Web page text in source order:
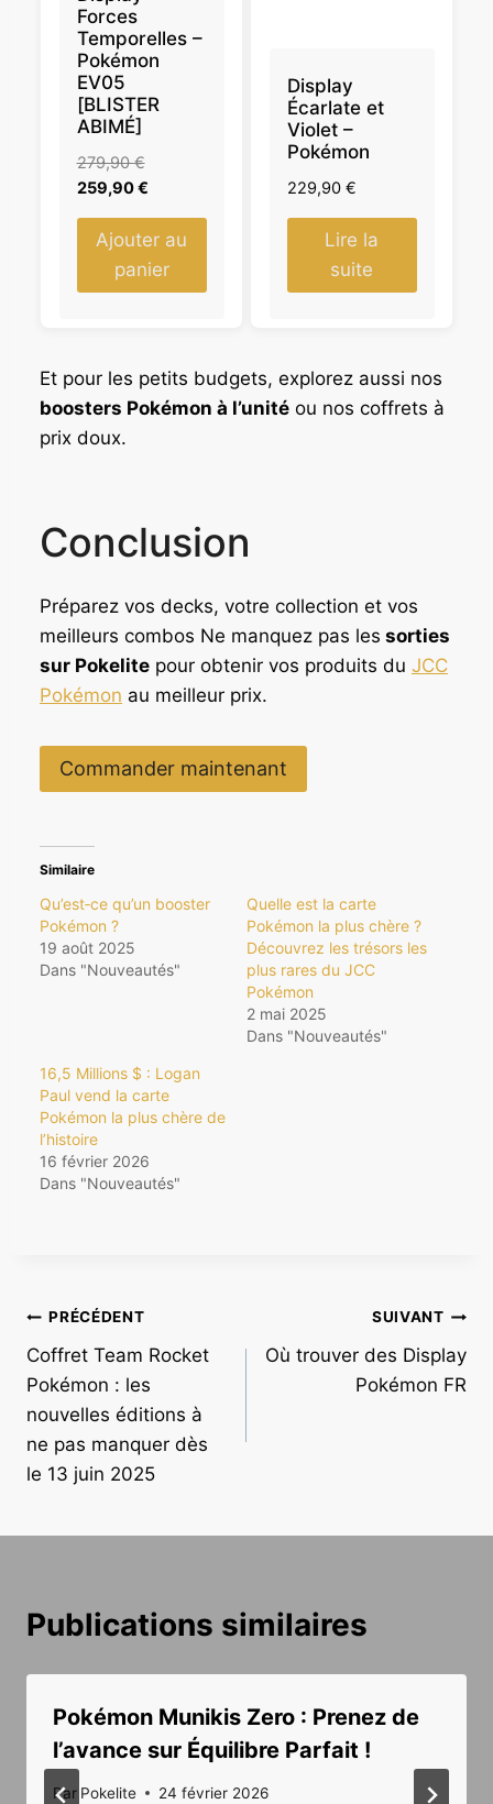
Forces
Temporelles –
Pokémon
EV05
[BLISTER
ABIMÉ]
279,90€L
e
r
i
x
t
i
a
:
2
7
,
9
0
259,90€L
p
r
i
t
u
t
2
5
9
,
0
€
Ajouter au
panier
Display
Écarlate et
Violet –
Pokémon
229,90 €
Lire la
suite
Et pour les petits budgets, explorez aussi nos
boosters Pokémon à l’unité ou nos coffrets à
prix doux.
Conclusion
Préparez vos decks, votre collection et vos
meilleurs combos Ne manquez pas les sorties
sur Pokelite pour obtenir vos produits du JCC
Pokémon au meilleur prix.
Commander maintenant
Similaire
Qu’est‑ce qu’un booster
Pokémon ?
19 août 2025
Dans "Nouveautés"
Quelle est la carte
Pokémon la plus chère ?
Découvrez les trésors les
plus rares du JCC
Pokémon
2 mai 2025
Dans "Nouveautés"
16,5 Millions $ : Logan
Paul vend la carte
Pokémon la plus chère de
l’histoire
16 février 2026
Dans "Nouveautés"
Navigation
de
l’article
PRÉCÉDENT
Coffret Team Rocket
Pokémon : les
nouvelles éditions à
ne pas manquer dès
le 13 juin 2025
SUIVANT
Où trouver des Display
Pokémon FR
Publications similaires
Pokémon Munikis Zero : Prenez de
l’avance sur Équilibre Parfait !
Par Pokelite 24 février 2026